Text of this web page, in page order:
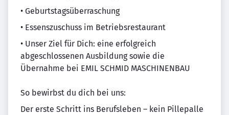
• Geburtstagsüberraschung
• Essenszuschuss im Betriebsrestaurant
• Unser Ziel für Dich: eine erfolgreich
abgeschlossenen Ausbildung sowie die
Übernahme bei EMIL SCHMID MASCHINENBAU
So bewirbst du dich bei uns:
Der erste Schritt ins Berufsleben – kein Pillepalle